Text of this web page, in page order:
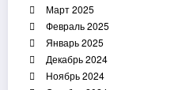
Март 2025
Февраль 2025
Январь 2025
Декабрь 2024
Ноябрь 2024